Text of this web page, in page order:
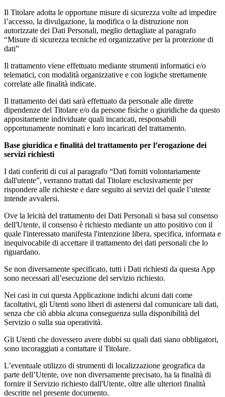
Il Titolare adotta le opportune misure di sicurezza volte ad impedire
l’accesso, la divulgazione, la modifica o la distruzione non
autorizzate dei Dati Personali, meglio dettagliate al paragrafo
“Misure di sicurezza tecniche ed organizzative per la protezione di
dati”
Il trattamento viene effettuato mediante strumenti informatici e/o
telematici, con modalità organizzative e con logiche strettamente
correlate alle finalità indicate.
Il trattamento dei dati sarà effettuato da personale alle dirette
dipendenze del Titolare e/o da persone fisiche o giuridiche da questo
appositamente individuate quali incaricati, responsabili
opportunamente nominati e loro incaricati del trattamento.
Base giuridica e finalità del trattamento per l’erogazione dei
servizi richiesti
I dati conferiti di cui al paragrafo “Dati forniti volontariamente
dall'utente”, verranno trattati dal Titolare esclusivamente per
rispondere alle richieste e dare seguito ai servizi del quale l’utente
intende avvalersi.
Ove la leicità del trattamento dei Dati Personali si basa sul consenso
dell'Utente, il consenso è richiesto mediante un atto positivo con il
quale l'interessato manifesta l'intenzione libera, specifica, informata e
inequivocabile di accettare il trattamento dei dati personali che lo
riguardano.
Se non diversamente specificato, tutti i Dati richiesti da questa App
sono necessari all’esecuzione del servizio richiesto.
Nei casi in cui questa Applicazione indichi alcuni dati come
facoltativi, gli Utenti sono liberi di astenersi dal comunicare tali dati,
senza che ciò abbia alcuna conseguenza sulla disponibilità del
Servizio o sulla sua operatività.
Gli Utenti che dovessero avere dubbi su quali dati siano obbligatori,
sono incoraggiati a contattare il Titolare.
L’eventuale utilizzo di strumenti di localizzazione geografica da
parte dell’Utente, ove non diversamente precisato, ha la finalità di
fornire il Servizio richiesto dall'Utente, oltre alle ulteriori finalità
descritte nel presente documento.